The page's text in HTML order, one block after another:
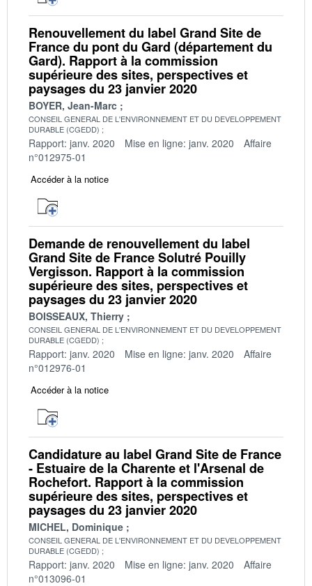
Renouvellement du label Grand Site de
France du pont du Gard (département du
Gard). Rapport à la commission
supérieure des sites, perspectives et
paysages du 23 janvier 2020
BOYER, Jean-Marc
CONSEIL GENERAL DE L'ENVIRONNEMENT ET DU DEVELOPPEMENT
DURABLE (CGEDD)
Rapport: janv. 2020 Mise en ligne: janv. 2020
Affaire
n°012975-01
Accéder à la notice
Demande de renouvellement du label
Grand Site de France Solutré Pouilly
Vergisson. Rapport à la commission
supérieure des sites, perspectives et
paysages du 23 janvier 2020
BOISSEAUX, Thierry
CONSEIL GENERAL DE L'ENVIRONNEMENT ET DU DEVELOPPEMENT
DURABLE (CGEDD)
Rapport: janv. 2020 Mise en ligne: janv. 2020
Affaire
n°012976-01
Accéder à la notice
Candidature au label Grand Site de France
- Estuaire de la Charente et l'Arsenal de
Rochefort. Rapport à la commission
supérieure des sites, perspectives et
paysages du 23 janvier 2020
MICHEL, Dominique
CONSEIL GENERAL DE L'ENVIRONNEMENT ET DU DEVELOPPEMENT
DURABLE (CGEDD)
Rapport: janv. 2020 Mise en ligne: janv. 2020
Affaire
n°013096-01